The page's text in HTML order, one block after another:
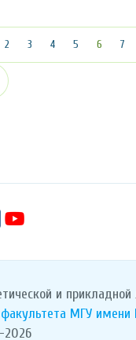
2 3 4 5 6 7
и прикладной
МГУ имени
2026